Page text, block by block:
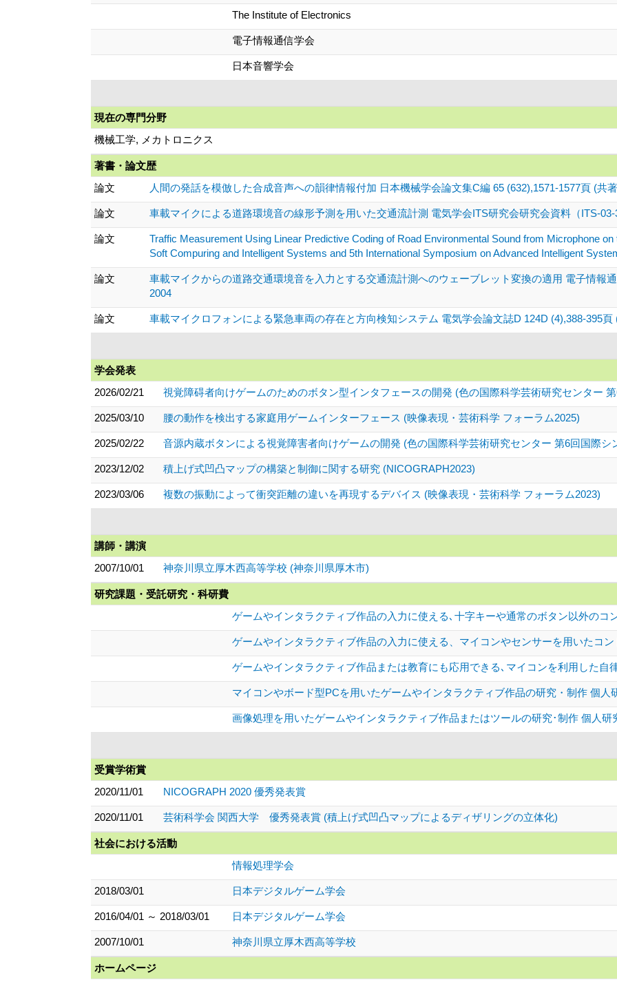
The Institute of Electronics
電子情報通信学会
日本音響学会
現在の専門分野
機械工学, メカトロニクス
著書・論文歴
論文
人間の発話を模倣した合成音声への韻律情報付加 日本機械学会論文集C編 65 (632),1571-1577頁 (共
論文 車載マイクによる道路環境音の線形予測を用いた交通流計測 電気学会ITS研究会研究会資料（ITS-
論文
Traffic Measurement Using Linear Predictive Coding of Road Environmental Sound from Microphone
Soft Compuring and Intelligent Systems and 5th International Symposium on Advanced Intelligent
論文
車載マイクからの道路交通環境音を入力とする交通流計測へのウェーブレット変換の適用 電子情報
2004
論文 車載マイクロフォンによる緊急車両の存在と方向検知システム 電気学会論文誌D 124D (4),388-395頁
学会発表
2026/02/21
視覚障碍者向けゲームのためのボタン型インタフェースの開発 (色の国際科学芸術研究センター
2025/03/10 腰の動作を検出する家庭用ゲームインターフェース (映像表現・芸術科学 フォーラム2025)
2025/02/22 音源内蔵ボタンによる視覚障害者向けゲームの開発 (色の国際科学芸術研究センター 第6回国際シ
2023/12/02 積上げ式凹凸マップの構築と制御に関する研究 (NICOGRAPH2023)
2023/03/06 複数の振動によって衝突距離の違いを再現するデバイス (映像表現・芸術科学 フォーラム2023)
講師・講演
2007/10/01
神奈川県立厚木西高等学校 (神奈川県厚木市)
研究課題・受託研究・科研費
ゲームやインタラクティブ作品の入力に使える､十字キーや通常のボタン以外のコ
ゲームやインタラクティブ作品の入力に使える、マイコンやセンサーを用いたコ
ゲームやインタラクティブ作品または教育にも応用できる､マイコンを利用した自
マイコンやボード型PCを用いたゲームやインタラクティブ作品の研究・制作 個人
画像処理を用いたゲームやインタラクティブ作品またはツールの研究･制作 個人研
受賞学術賞
2020/11/01
NICOGRAPH 2020 優秀発表賞
2020/11/01 芸術科学会 関西大学 優秀発表賞 (積上げ式凹凸マップによるディザリングの立体化)
社会における活動
情報処理学会
2018/03/01 日本デジタルゲーム学会
2016/04/01 ～ 2018/03/01 日本デジタルゲーム学会
2007/10/01 神奈川県立厚木西高等学校
ホームページ